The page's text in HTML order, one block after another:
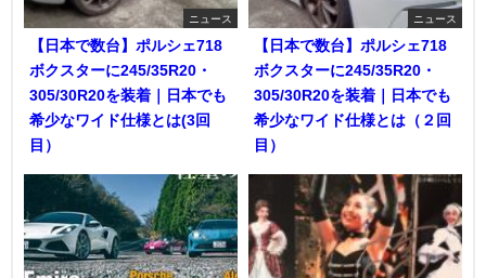
ニュース
【日本で数台】ポルシェ718
ボクスターに245/35R20・
305/30R20を装着｜日本でも
希少なワイド仕様とは(3回
目）
ニュース
【日本で数台】ポルシェ718
ボクスターに245/35R20・
305/30R20を装着｜日本でも
希少なワイド仕様とは（２回
目）